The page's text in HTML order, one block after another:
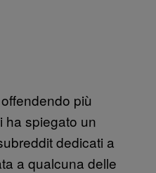
più
ha spiegato un
dedicati a
a qualcuna delle